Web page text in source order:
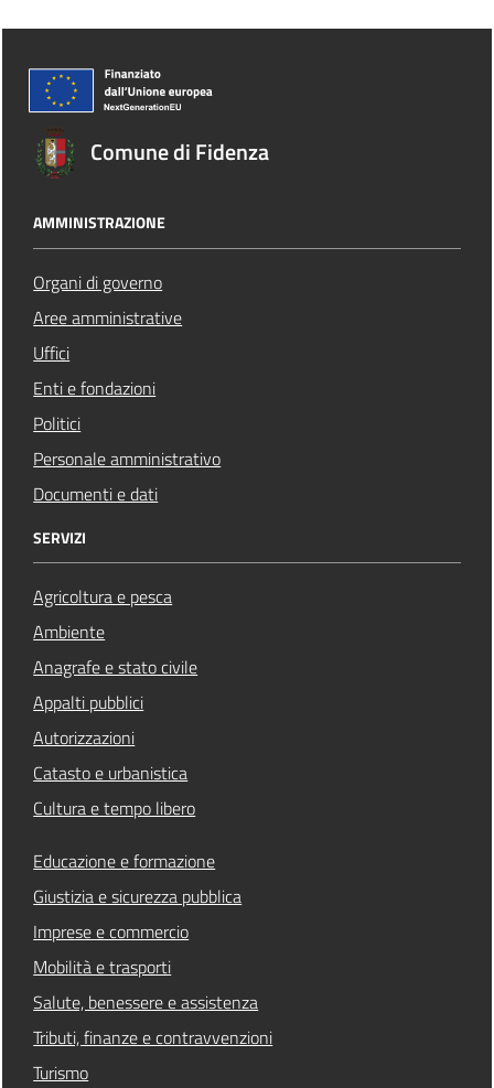
Comune di Fidenza
AMMINISTRAZIONE
Organi di governo
Aree amministrative
Uffici
Enti e fondazioni
Politici
Personale amministrativo
Documenti e dati
SERVIZI
Agricoltura e pesca
Ambiente
Anagrafe e stato civile
Appalti pubblici
Autorizzazioni
Catasto e urbanistica
Cultura e tempo libero
Educazione e formazione
Giustizia e sicurezza pubblica
Imprese e commercio
Mobilità e trasporti
Salute, benessere e assistenza
Tributi, finanze e contravvenzioni
Turismo